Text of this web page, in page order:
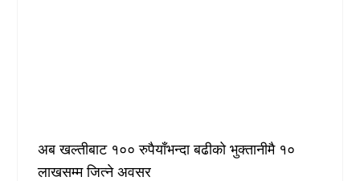
अब खल्तीबाट १०० रुपैयाँभन्दा बढीको भुक्तानीमै १०
लाखसम्म जित्ने अवसर